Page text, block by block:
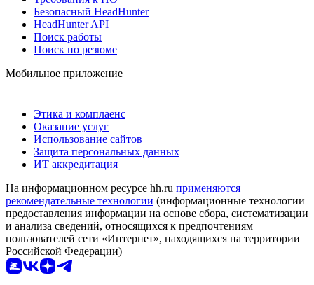
Безопасный HeadHunter
HeadHunter API
Поиск работы
Поиск по резюме
Мобильное приложение
Этика и комплаенс
Оказание услуг
Использование сайтов
Защита персональных данных
ИТ аккредитация
На информационном ресурсе hh.ru применяются
рекомендательные технологии (информационные технологии
предоставления информации на основе сбора, систематизации
и анализа сведений, относящихся к предпочтениям
пользователей сети «Интернет», находящихся на территории
Российской Федерации)